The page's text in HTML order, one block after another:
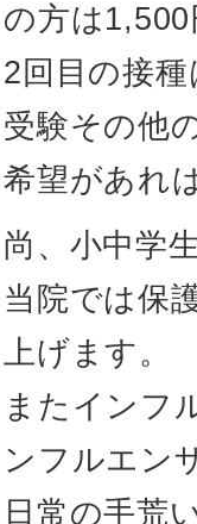
の方は
2回目の接
受験その他
希望があれ
尚、小中学
当院では保
上げます。
またインフ
ンフルエン
日常の手荒